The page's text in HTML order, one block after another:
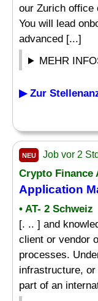
our Zurich office
You will lead
advanced [...]
MEHR
▶ Zur
NEU Job vor 2
Crypto Finance
Application
• AT- 2 Schweiz
[. .. ] and
client or vendor
processes.
infrastructure,
part of an